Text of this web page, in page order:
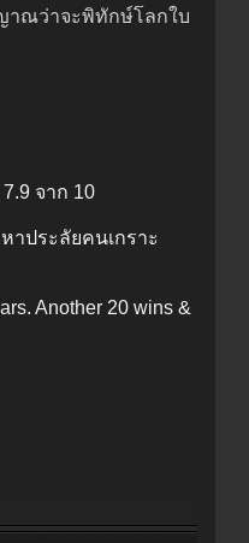
าณว่าจะพิทักษ์โลกใบ
7.9 จาก 10
หาประลัยคนเกราะ
Another 20 wins &